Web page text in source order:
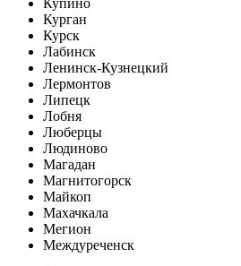
Курган
Курск
Лабинск
Ленинск-Кузнецкий
Лермонтов
Липецк
Лобня
Люберцы
Людиново
Магадан
Магнитогорск
Майкоп
Махачкала
Мегион
Междуреченск